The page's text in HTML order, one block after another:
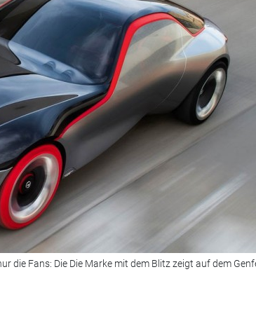
die Fans: Die Die Marke mit dem Blitz zeigt auf dem